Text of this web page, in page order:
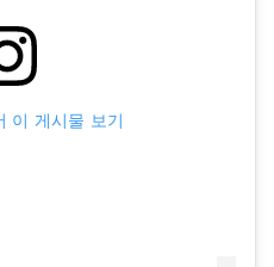
이 게시물 보기